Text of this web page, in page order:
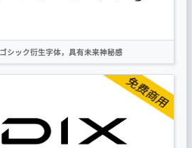
シック衍生字体，具有未来神秘感
繁体
作者声明